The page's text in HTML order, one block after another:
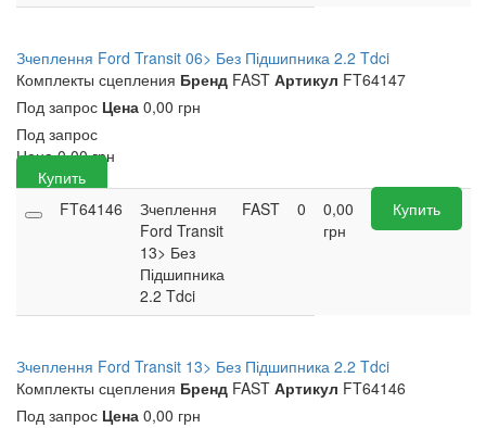
Зчеплення Ford Transit 06> Без Підшипника 2.2 Tdci
Комплекты сцепления Бренд FAST Артикул FT64147
Под запрос Цена 0,00 грн
Под запрос
Цена 0,00грн
Купить
FT64146
Зчеплення
Ford Transit
13> Без
Підшипника
2.2 Tdci
FAST 0
0,00
грн
Купить
Зчеплення Ford Transit 13> Без Підшипника 2.2 Tdci
Комплекты сцепления Бренд FAST Артикул FT64146
Под запрос Цена 0,00 грн